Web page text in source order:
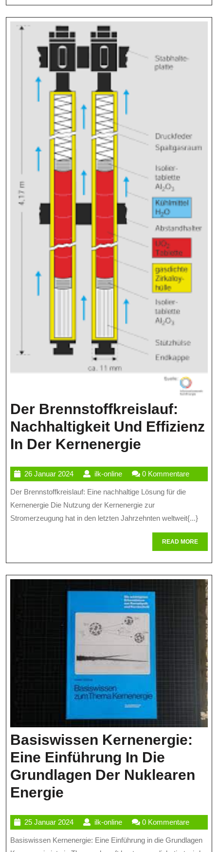
Der Brennstoffkreislauf:
Nachhaltigkeit Und Effizienz
In Der Kernenergie
Und
Effizienz
In
Der
26 Januar 202426
Januar
2024
ilk-onlineilk-
online
0 Kommentare
Der Brennstoffkreislauf: Eine nachhaltige Lösung für die
Kernenergie Die Nutzung der Kernenergie zur
Stromerzeugung hat in den letzten Jahrzehnten weltweit{...}
READ MOREREAD
MORE
Basiswissen Kernenergie:
Eine Einführung In Die
Grundlagen Der Nuklearen
Energie
Eine
Einführung
25 Januar 202425
Januar
2024
ilk-onlineilk-
online
0 Kommentare
Basiswissen Kernenergie: Eine Einführung in die Grundlagen